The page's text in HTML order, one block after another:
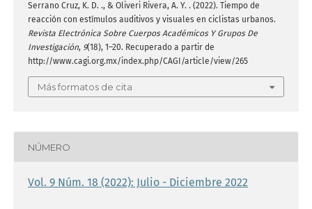
Serrano Cruz, K. D. ., & Oliveri Rivera, A. Y. . (2022). Tiempo de
reacción con estímulos auditivos y visuales en ciclistas urbanos.
Revista Electrónica Sobre Cuerpos Académicos Y Grupos De
Investigación, 9(18), 1–20. Recuperado a partir de
http://www.cagi.org.mx/index.php/CAGI/article/view/265
Más formatos de cita
NÚMERO
Vol. 9 Núm. 18 (2022): Julio - Diciembre 2022